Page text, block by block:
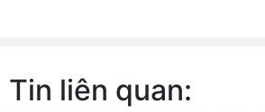
Tin liên quan: